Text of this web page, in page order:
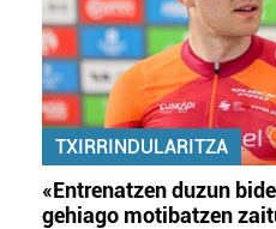
TXIRRINDULARITZA
«Entrenatzen duzun
gehiago motibatzen